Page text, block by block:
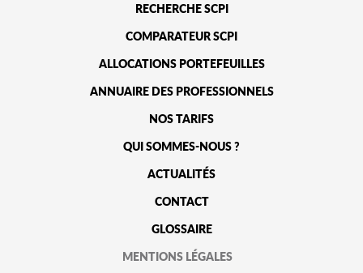
RECHERCHE SCPI
COMPARATEUR SCPI
ALLOCATIONS PORTEFEUILLES
ANNUAIRE DES PROFESSIONNELS
NOS TARIFS
QUI SOMMES-NOUS ?
ACTUALITÉS
CONTACT
GLOSSAIRE
MENTIONS LÉGALES